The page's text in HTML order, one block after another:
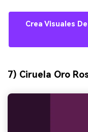
Crea Visuales
7) Ciruela Oro